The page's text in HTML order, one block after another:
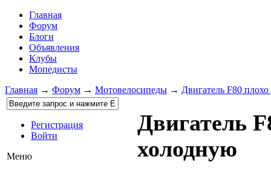
Главная
Форум
Блоги
Объявления
Клубы
Мопедисты
Главная → Форум → Мотовелосипеды → Двигатель F80
Регистрация
Войти
Меню
Двигатель
холодную